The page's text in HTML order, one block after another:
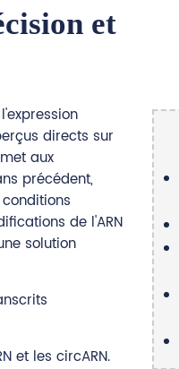
et
directs sur
aux
précédent,
de l'ARN
solution
et les circARN.